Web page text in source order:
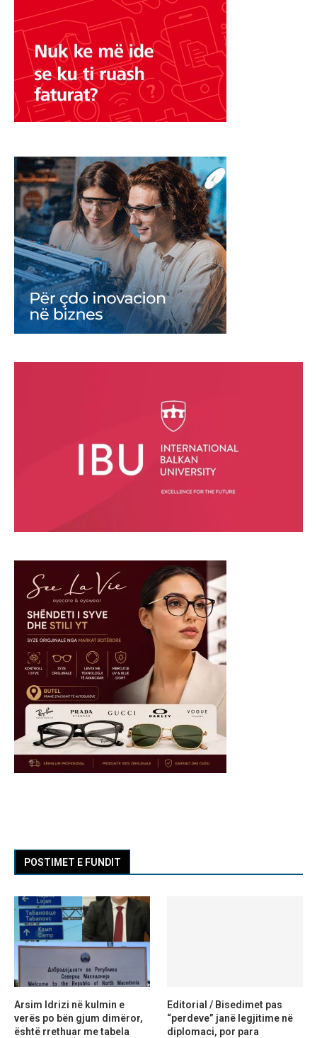
POSTIMET E FUNDIT
Arsim Idrizi në kulmin e
verës po bën gjum dimëror,
është rrethuar me tabela
Editorial / Bisedimet pas
“perdeve” janë legjitime në
diplomaci, por para